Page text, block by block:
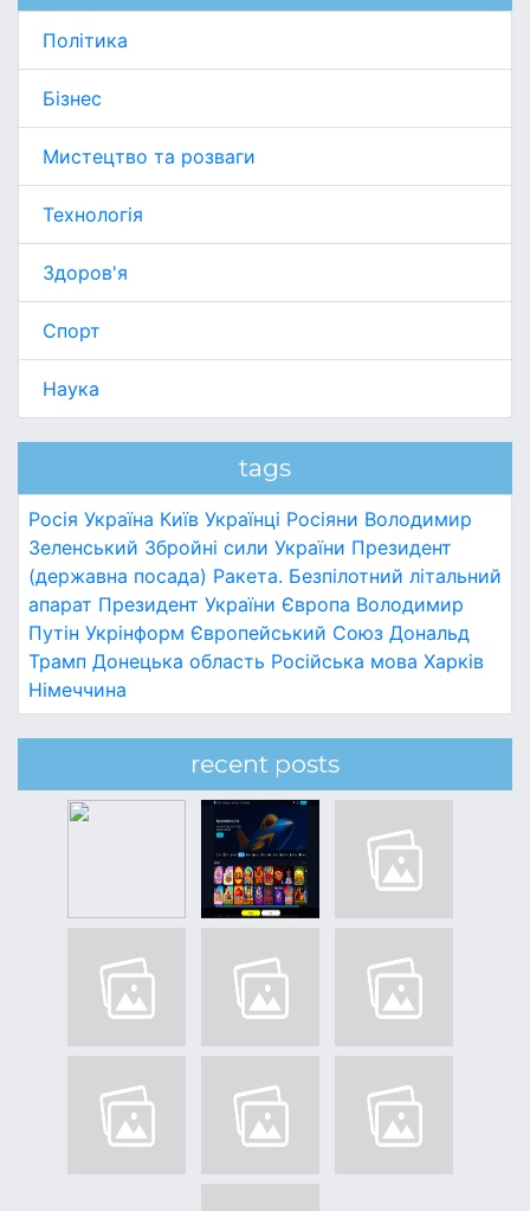
Політика
Бізнес
Мистецтво та розваги
Технологія
Здоров'я
Спорт
Наука
tags
Росія Україна Київ Українці Росіяни Володимир
Зеленський Збройні сили України Президент
(державна посада) Ракета. Безпілотний літальний
апарат Президент України Європа Володимир
Путін Укрінформ Європейський Союз Дональд
Трамп Донецька область Російська мова Харків
Німеччина
recent posts